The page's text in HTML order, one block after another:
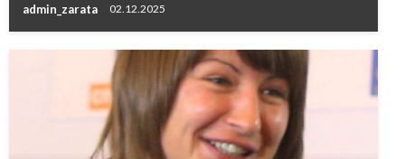
admin_zarata 02.12.2025